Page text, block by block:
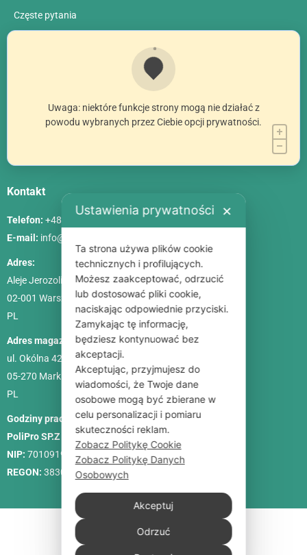
Сzęste pytania
Uwaga: niektóre funkcje strony mogą nie działać z
powodu wybranych przez Ciebie opcji prywatności.
Kontakt
Telefon: +48 786 84 83 84
E-mail: info@poliszklarnia.pl
Adres:
Aleje Jerozolimskie 85, lok. 21
02-001 Warszawa
PL
Adres magazynu:
ul. Okólna 42C
05-270 Marki
PL
Godziny pracy:
Pon. – Pt.: 9:00-18:00, Sob.: 10:00-15:00
PoliPro SP.Z O. O.
NIP: 7010919458
REGON: 383088713
Ustawienia prywatności ✕
Ta strona używa plików cookie
technicznych i profilujących.
Możesz zaakceptować, odrzucić
lub dostosować pliki cookie,
naciskając odpowiednie przyciski.
Zamykając tę informację,
będziesz kontynuować bez
akceptacji.
Akceptując, przyjmujesz do
wiadomości, że Twoje dane
osobowe mogą być zbierane w
celu personalizacji i pomiaru
skuteczności reklam.
Zobacz Politykę Cookie
Zobacz Politykę Danych
Osobowych
Akceptuj
Odrzuć